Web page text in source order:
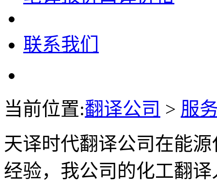
联系我们
当前位置:翻译公司 > 服
天译时代翻译公司在能
经验，我公司的化工翻